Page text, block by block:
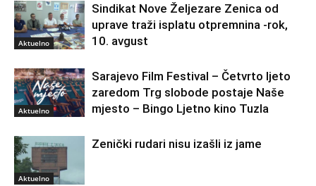
Aktuelno
Sindikat Nove Željezare Zenica od
uprave traži isplatu otpremnina -rok,
10. avgust
Aktuelno
Sarajevo Film Festival – Četvrto ljeto
zaredom Trg slobode postaje Naše
mjesto – Bingo Ljetno kino Tuzla
Aktuelno
Zenički rudari nisu izašli iz jame